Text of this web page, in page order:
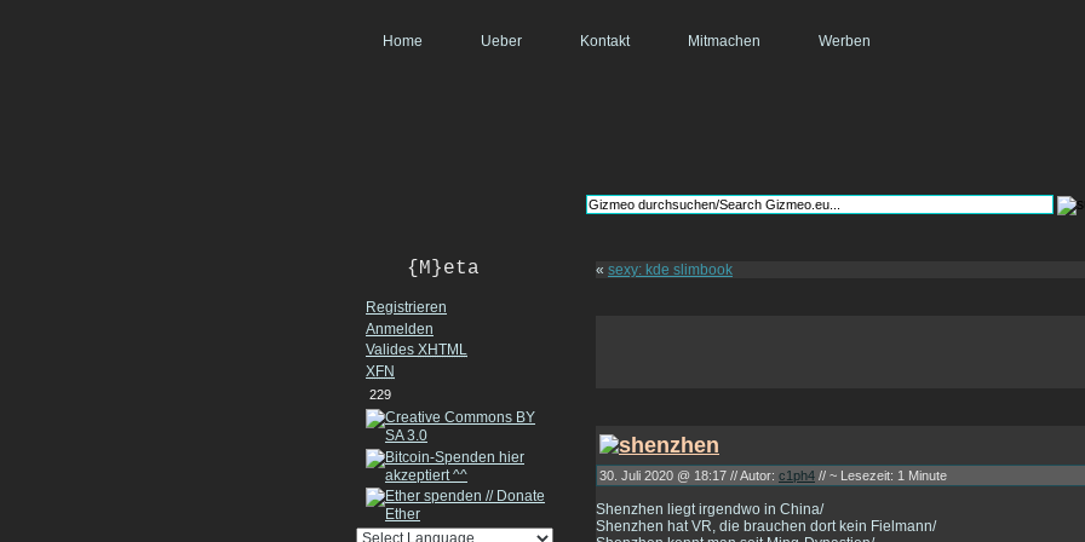
Home Ueber Kontakt Mitmachen Werben
{M}eta
Registrieren
Anmelden
Valides XHTML
XFN
229
« sexy: kde slimbook
30. Juli 2020 @ 18:17 // Autor: c1ph4 // ~ Lesezeit: 1 Minute
Shenzhen liegt irgendwo in China/
Shenzhen hat VR, die brauchen dort kein Fielmann/